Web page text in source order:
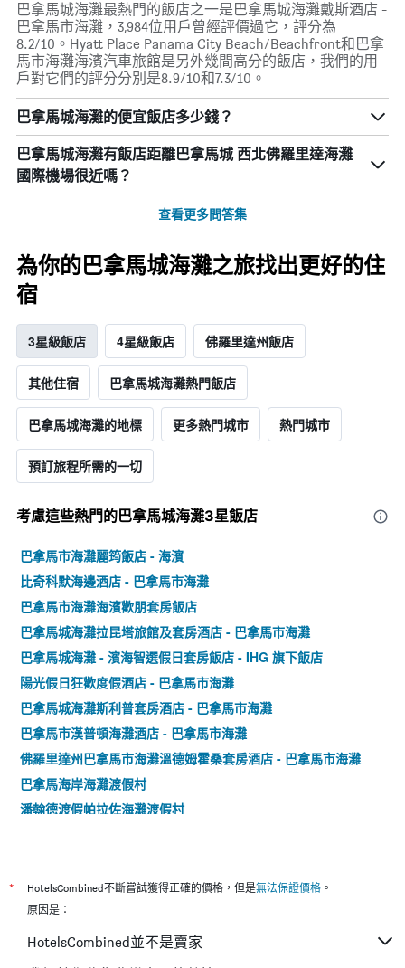
巴拿馬城海灘最熱門的飯店之一是巴拿馬城海灘戴斯酒店 -
巴拿馬市海灘，3,984位用戶曾經評價過它，評分為
8.2/10。Hyatt Place Panama City Beach/Beachfront和巴拿
馬市海灘海濱汽車旅館是另外幾間高分的飯店，我們的用
戶對它們的評分分別是8.9/10和7.3/10。
巴拿馬城海灘的便宜飯店多少錢？
巴拿馬城海灘​有飯店距離巴拿馬城 西北佛羅里達海灘
國際機場​很近嗎？
查看更多問答集
為你的巴拿馬城海灘之旅找出更好的住
宿
3星級飯店 4星級飯店 佛羅里達州飯店
其他住宿 巴拿馬城海灘熱門飯店
巴拿馬城海灘的地標 更多熱門城市 熱門城市
預訂旅程所需的一切
考慮這些熱門的巴拿馬城海灘3星​飯店
巴拿馬市海灘麗筠飯店 - 海濱
比奇科默海邊酒店 - 巴拿馬市海灘
巴拿馬市海灘海濱歡朋套房飯店
巴拿馬城海灘拉昆塔旅館及套房酒店 - 巴拿馬市海灘
巴拿馬城海灘 - 濱海智選假日套房飯店 - IHG 旗下飯店
陽光假日狂歡度假酒店 - 巴拿馬市海灘
巴拿馬城海灘斯利普套房酒店 - 巴拿馬市海灘
巴拿馬市漢普頓海灘酒店 - 巴拿馬市海灘
佛羅里達州巴拿馬市海灘溫德姆霍桑套房酒店 - 巴拿馬市海灘
巴拿馬海岸海灘渡假村
潘翰德渡假帕拉佐海灘渡假村
* HotelsCombined不斷嘗試獲得正確的價格，但是無法保證價格 。
原因是：
HotelsCombined並不是賣家